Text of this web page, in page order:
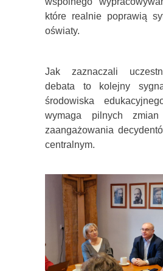
które realnie poprawią
oświaty.
Jak zaznaczali
debata to kolejny
środowiska
wymaga pilnych
zaangażowania
centralnym.